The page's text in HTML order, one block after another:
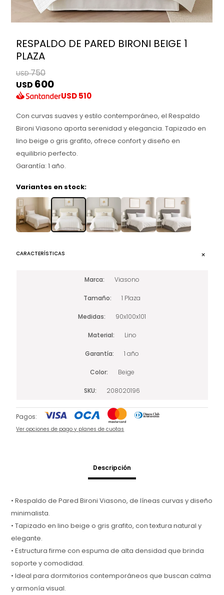
RESPALDO DE PARED BIRONI BEIGE 1
PLAZA
USD750
USD 600
USD510
Con curvas suaves y estilo contemporáneo, el Respaldo
Bironi Viasono aporta serenidad y elegancia. Tapizado en
lino beige o gris grafito, ofrece confort y diseño en
equilibrio perfecto.
Garantía: 1 año.
Variantes en stock:
CARACTERÍSTICAS
Marca Viasono
Tamaño 1 Plaza
Medidas 90x100x101
Material Lino
Garantía 1 año
Color Beige
SKU 208020196
Pagos:
Ver opciones de pago y planes de cuotas
Descripción
• Respaldo de Pared Bironi Viasono, de líneas curvas y diseño
minimalista.
• Tapizado en lino beige o gris grafito, con textura natural y
elegante.
• Estructura firme con espuma de alta densidad que brinda
soporte y comodidad.
• Ideal para dormitorios contemporáneos que buscan calma
y armonía visual.